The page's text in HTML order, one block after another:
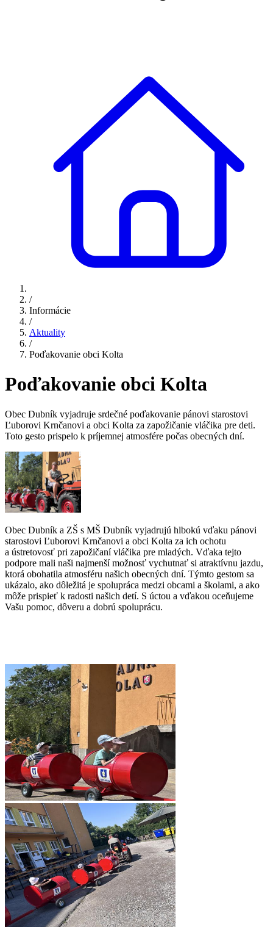
/
Informácie
/
Aktuality
/
Poďakovanie obci Kolta
Poďakovanie obci Kolta
Obec Dubník vyjadruje srdečné poďakovanie pánovi starostovi
Ľuborovi Krnčanovi a obci Kolta za zapožičanie vláčika pre deti.
Toto gesto prispelo k príjemnej atmosfére počas obecných dní.
Obec Dubník a ZŠ s MŠ Dubník vyjadrujú hlbokú vďaku pánovi
starostovi Ľuborovi Krnčanovi a obci Kolta za ich ochotu
a ústretovosť pri zapožičaní vláčika pre mladých. Vďaka tejto
podpore mali naši najmenší možnosť vychutnať si atraktívnu jazdu,
ktorá obohatila atmosféru našich obecných dní. Týmto gestom sa
ukázalo, ako dôležitá je spolupráca medzi obcami a školami, a ako
môže prispieť k radosti našich detí. S úctou a vďakou oceňujeme
Vašu pomoc, dôveru a dobrú spoluprácu.